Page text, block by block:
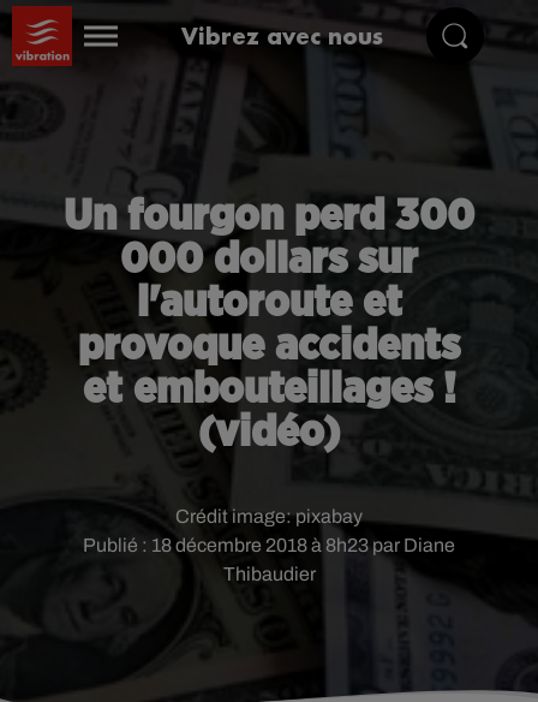
Vibrez avec nous
Un fourgon perd 300
000 dollars sur
l'autoroute et
provoque accidents
et embouteillages !
(vidéo)
Publié : 18 décembre 2018 à 8h23 par Diane
Thibaudier
Crédit image:pixabay